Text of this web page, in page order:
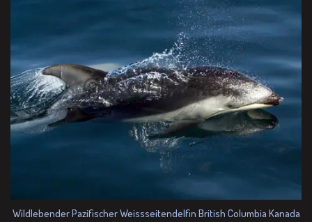
Wildlebender Pazifischer Weissseitendelfin British Columbia Kanada